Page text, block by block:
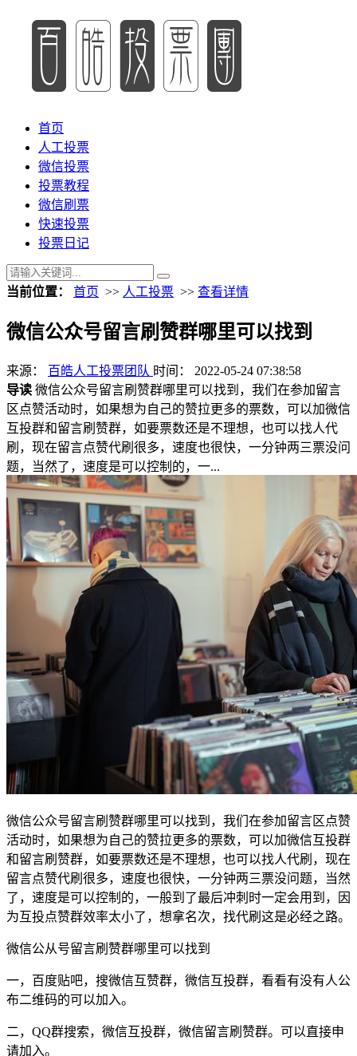
首页
人工投票
微信投票
投票教程
微信刷票
快速投票
投票日记
当前位置： 首页 >> 人工投票 >> 查看详情
微信公众号留言刷赞群哪里可以找到
来源： 百皓人工投票团队 时间： 2022-05-24 07:38:58
导读 微信公众号留言刷赞群哪里可以找到，我们在参加留言
区点赞活动时，如果想为自己的赞拉更多的票数，可以加微信
互投群和留言刷赞群，如要票数还是不理想，也可以找人代
刷，现在留言点赞代刷很多，速度也很快，一分钟两三票没问
题，当然了，速度是可以控制的，一...
微信公众号留言刷赞群哪里可以找到，我们在参加留言区点赞
活动时，如果想为自己的赞拉更多的票数，可以加微信互投群
和留言刷赞群，如要票数还是不理想，也可以找人代刷，现在
留言点赞代刷很多，速度也很快，一分钟两三票没问题，当然
了，速度是可以控制的，一般到了最后冲刺时一定会用到，因
为互投点赞群效率太小了，想拿名次，找代刷这是必经之路。
微信公从号留言刷赞群哪里可以找到
一，百度贴吧，搜微信互赞群，微信互投群，看看有没有人公
布二维码的可以加入。
二，QQ群搜索，微信互投群，微信留言刷赞群。可以直接申
请加入。